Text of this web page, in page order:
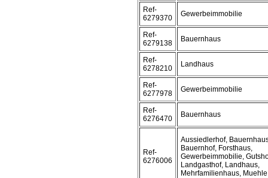
Ref-
6279370
Gewerbeimmobilie
Ref-
6279138
Bauernhaus
Ref-
6278210
Landhaus
Ref-
6277978
Gewerbeimmobilie
Ref-
6276470
Bauernhaus
Ref-
6276006
Aussiedlerhof,
Bauernhof, Forsthaus,
Gewerbeimmobilie,
Landgasthof, Landhaus,
Mehrfamilienhaus, Muehle